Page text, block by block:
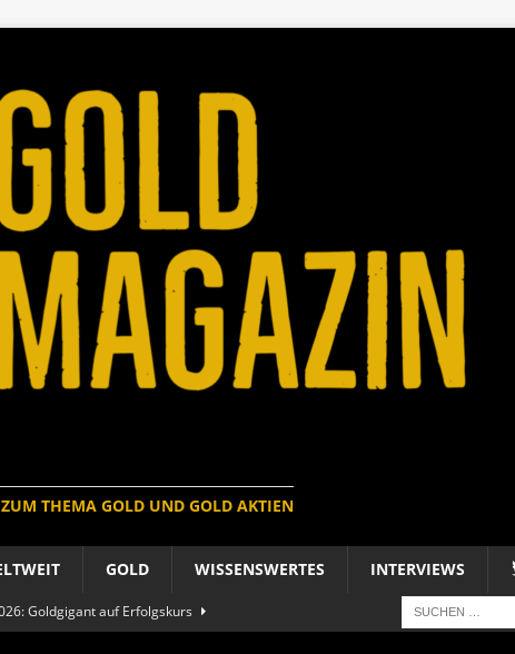
THEMA GOLD UND GOLD AKTIEN
GOLD WISSENSWERTES INTERVIEWS
Goldgigant auf Erfolgskurs